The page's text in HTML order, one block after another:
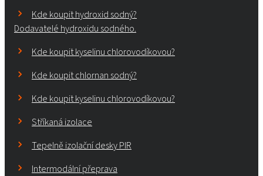
Kde koupit hydroxid sodný?
Dodavatelé hydroxidu sodného.
Kde koupit kyselinu chlorovodíkovou?
Kde koupit chlornan sodný?
Kde koupit kyselinu chlorovodíkovou?
Stříkaná izolace
Tepelně izolační desky PIR
Intermodální přeprava